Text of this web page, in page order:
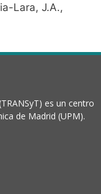
Lara, J.A.,
es un centro
de Madrid (UPM).